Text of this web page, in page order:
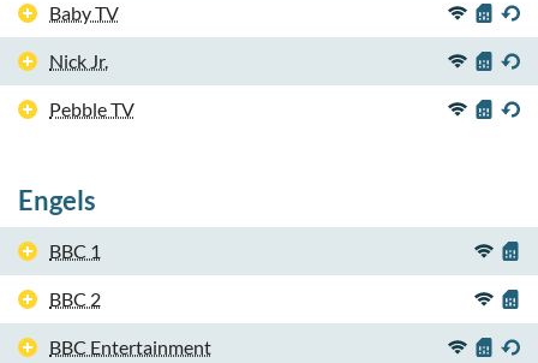
Baby TV
Nick Jr.
Pebble TV
Engels
BBC 1
BBC 2
BBC Entertainment